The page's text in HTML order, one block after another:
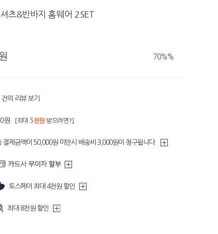
츠&반바지 홈웨어 2SET
70%%
건의 리뷰 보기
원 [최대 5천원 받으려면?]
결제금액이 50,000원 미만시 배송비 3,000원이 청구됩니다.
토스페이 최대 4천원 할인
최대 8천원 할인